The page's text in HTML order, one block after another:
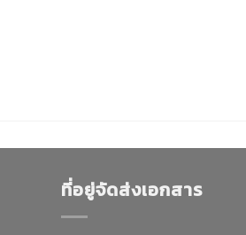
ที่อยู่จัดส่งเอกสาร